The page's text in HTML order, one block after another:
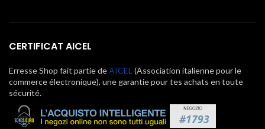
CERTIFICAT AICEL
Erresse Shop fait partie deAICEL (Association italienne pour le
commerce électronique), une garantie pour tes achats en toute
sécurité.